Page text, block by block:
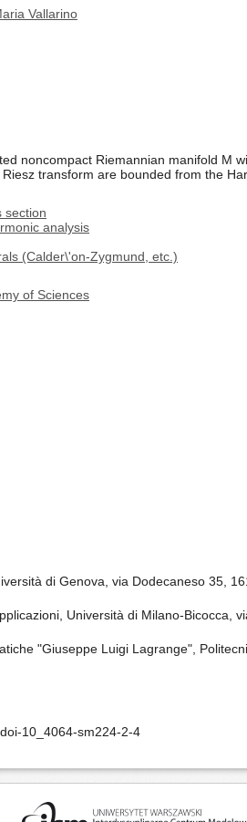
Vallarino
noncompact Riemannian manifold M
transform are bounded from the
section
analysis
(Calder\'on-Zygmund, etc.)
of Sciences
di Genova, via Dodecaneso 35,
Università di Milano-Bicocca,
"Giuseppe Luigi Lagrange",
10_4064-sm224-2-4